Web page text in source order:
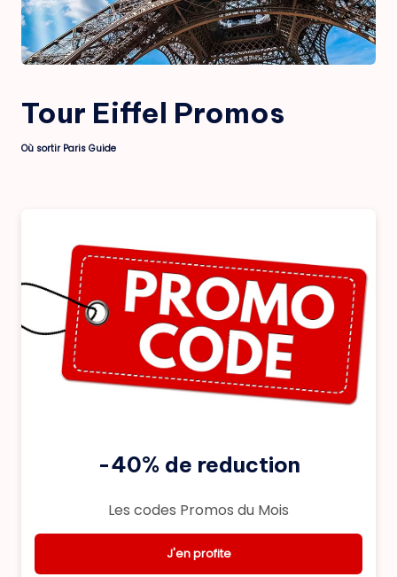
Tour Eiffel Promos
Posted
Où sortir Paris Guide
-40% de reduction
Les codes Promos du Mois
J'en profite